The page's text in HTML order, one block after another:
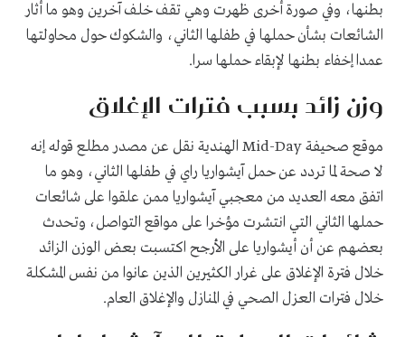
بطنها، وفي صورة أخرى ظهرت وهي تقف خلف آخرين وهو ما أثار
الشائعات بشأن حملها في طفلها الثاني، والشكوك حول محاولتها
عمدا إخفاء بطنها لإبقاء حملها سرا.
وزن زائد بسبب فترات الإغلاق
موقع صحيفةMid-Dayالهندية نقل عن مصدر مطلع قوله إنه
لا صحة لما تردد عن حمل آيشواريا راي في طفلها الثاني، وهو ما
اتفق معه العديد من معجبي آيشواريا ممن علقوا على شائعات
حملها الثاني التي انتشرت مؤخرا على مواقع التواصل، وتحدث
بعضهم عن أن أيشواريا على الأرجح اكتسبت بعض الوزن الزائد
خلال فترة الإغلاق على غرار الكثيرين الذين عانوا من نفس المشكلة
خلال فترات العزل الصحي في المنازل والإغلاق العام.